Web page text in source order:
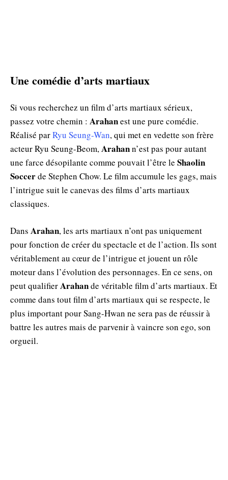
Une comédie d’arts martiaux
Si vous recherchez un film d’arts martiaux sérieux,
passez votre chemin : Arahanest une pure comédie.
Réalisé parRyu Seung-Wan, qui met en vedette son frère
acteur Ryu Seung-Beom,Arahann’est pas pour autant
une farce désopilante comme pouvait l’être le Shaolin
Soccerde Stephen Chow. Le film accumule les gags, mais
l’intrigue suit le canevas des films d’arts martiaux
classiques.
Dans Arahan, les arts martiaux n’ont pas uniquement
pour fonction de créer du spectacle et de l’action. Ils sont
véritablement au cœur de l’intrigue et jouent un rôle
moteur dans l’évolution des personnages. En ce sens, on
peut qualifierArahande véritable film d’arts martiaux. Et
comme dans tout film d’arts martiaux qui se respecte, le
plus important pour Sang-Hwan ne sera pas de réussir à
battre les autres mais de parvenir à vaincre son ego, son
orgueil.